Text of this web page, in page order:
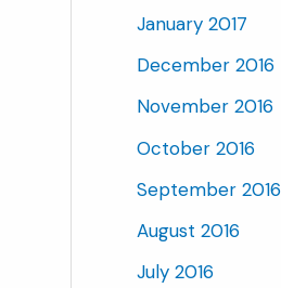
January 2017
December 2016
November 2016
October 2016
September 2016
August 2016
July 2016